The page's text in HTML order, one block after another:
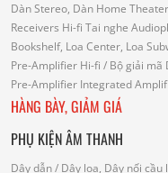
Dàn Stereo, Dàn Home
Receivers Hi-fi Tai nghe
Bookshelf, Loa Center, Loa
Pre-Amplifier Hi-fi / Bộ giải mã
Pre-Amplifier Integrated
HÀNG BÀY, GIẢM GIÁ
PHỤ KIỆN ÂM THANH
Dây dẫn/ Dây loa, Dây nối cầu